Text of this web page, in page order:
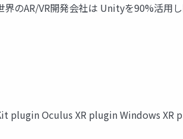
のAR/VR開発会社は Unityを90%活用
plugin Oculus XR plugin Windows